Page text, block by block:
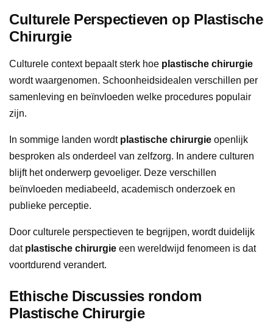
Culturele Perspectieven op Plastische
Chirurgie
Culturele context bepaalt sterk hoe plastische chirurgie
wordt waargenomen. Schoonheidsidealen verschillen per
samenleving en beïnvloeden welke procedures populair
zijn.
In sommige landen wordt plastische chirurgie openlijk
besproken als onderdeel van zelfzorg. In andere culturen
blijft het onderwerp gevoeliger. Deze verschillen
beïnvloeden mediabeeld, academisch onderzoek en
publieke perceptie.
Door culturele perspectieven te begrijpen, wordt duidelijk
dat plastische chirurgie een wereldwijd fenomeen is dat
voortdurend verandert.
Ethische Discussies rondom
Plastische Chirurgie